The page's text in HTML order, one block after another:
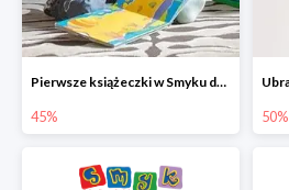
Pierwsze książeczki w Smyku do -45%
45% 50%